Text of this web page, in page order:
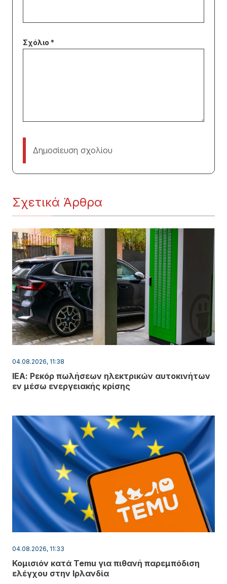
Δημοσίευση σχολίου
Σχετικά Άρθρα
04.08.2026, 11:38
ΙΕΑ: Ρεκόρ πωλήσεων ηλεκτρικών αυτοκινήτων
εν μέσω ενεργειακής κρίσης
04.08.2026, 11:33
Κομισιόν κατά Temu για πιθανή παρεμπόδιση
ελέγχου στην Ιρλανδία